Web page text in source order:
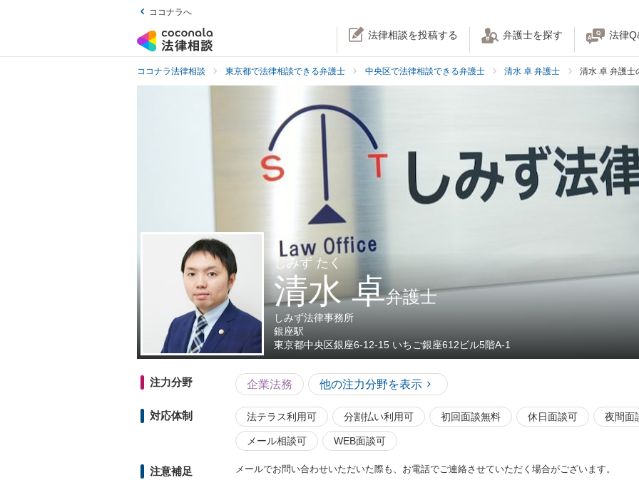
ココナラへ
法律相談を投稿する 弁護士を探す 法律
ココナラ法律相談 東京都で法律相談できる弁護士 中央区で法律相談できる弁護士 清水 卓 弁護士 清水 卓 弁護士
しみず たく
清水 卓弁護士
しみず法律事務所
銀座駅
東京都中央区銀座6-12-15 いちご銀座612ビル5階A-1
注力分野 企業法務 他の注力分野を表示
対応体制 法テラス利用可 分割払い利用可 初回面談無料 休日面談可 夜間面
メール相談可 WEB面談可
注意補足 メールでお問い合わせいただいた際も、お電話でご連絡させていただく場合がございます。